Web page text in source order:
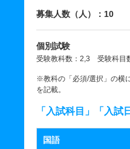
募集人数（人）：10
個別試験
受験教科数：2,3 受験科
※教科の「必須/選択」の横
を記載。
「入試科目」「入試
国語